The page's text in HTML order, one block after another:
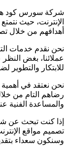
شركة سورس كود
الإنترنت، حيث
أهدافهم من خلال
نحن نقدم خدمات
عملائنا، بغض
للابتكار والتطوير
نحن نعتقد في أهمية
رضاهم التام من
والمساعدة الفنية
إذا كنت تبحث عن
تصميم مواقع
وسنكون سعداء